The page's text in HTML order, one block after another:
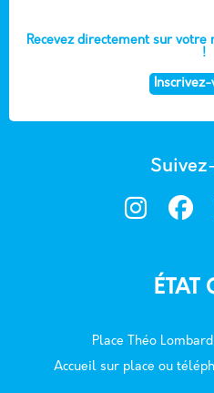
Recevez directement sur
!
Inscrivez-
ÉTAT
Place Théo
Accueil sur place ou